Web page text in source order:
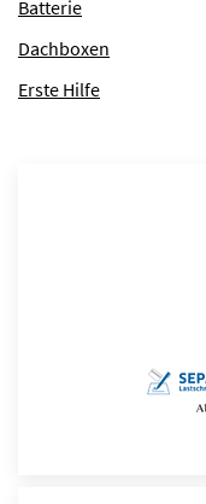
Batterie
Dachboxen
Erste Hilfe